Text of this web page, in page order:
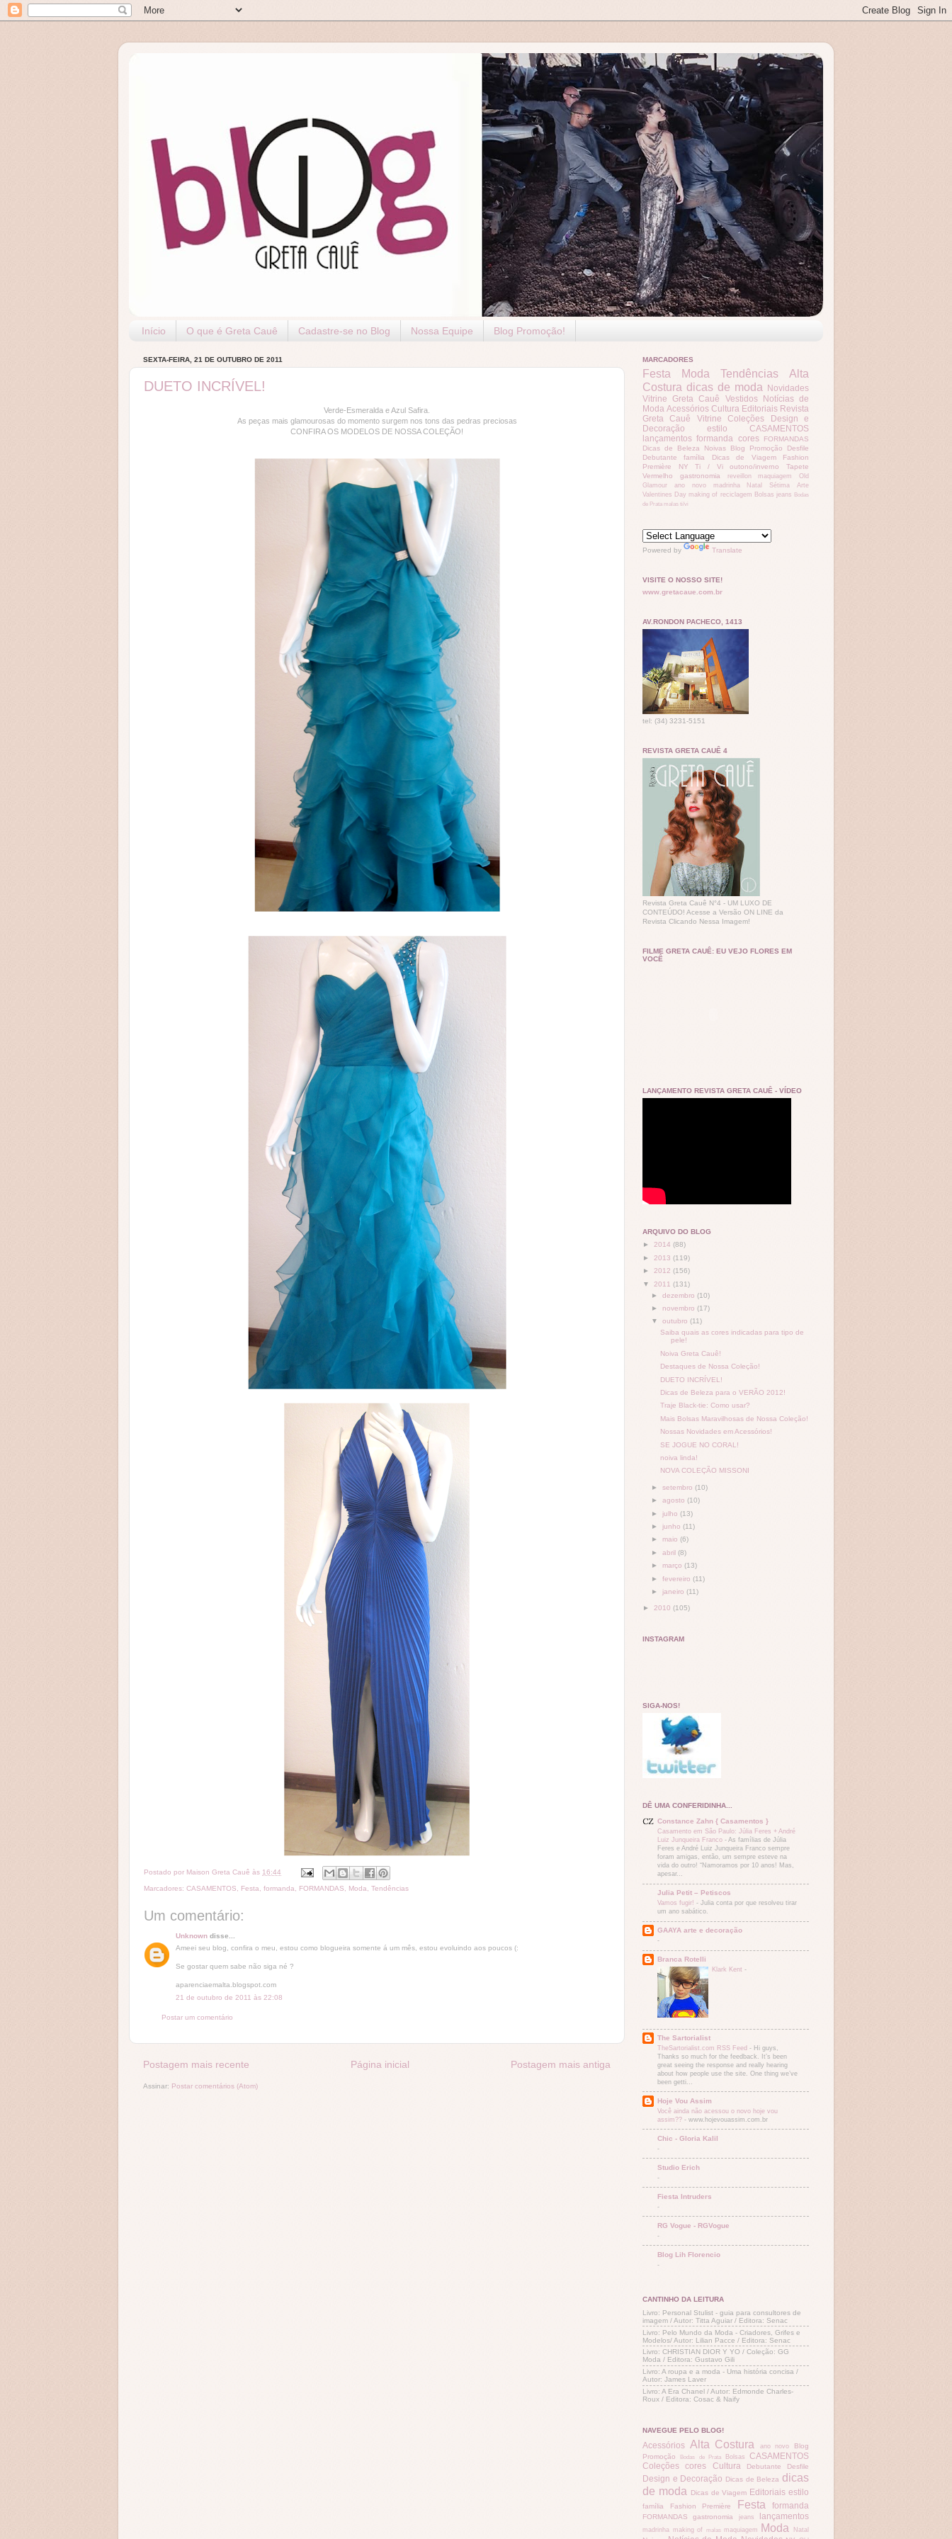
Início O que é Greta Cauê Cadastre-se no Blog Nossa Equipe Blog Promoção!
SEXTA-FEIRA, 21 DE OUTUBRO DE 2011
DUETO INCRÍVEL!
Verde-Esmeralda e Azul Safira.
As peças mais glamourosas do momento surgem nos tons das pedras preciosas
CONFIRA OS MODELOS DE NOSSA COLEÇÃO!
Postado por Maison Greta Cauê às 16:44
Marcadores: CASAMENTOS Festa formanda FORMANDAS Moda Tendências
Um comentário:
Unknown disse...
Ameei seu blog, confira o meu, estou como blogueira somente á um mês, estou evoluindo aos poucos (:
Se gostar quem sabe não siga né ?
aparenciaemalta.blogspot.com
21 de outubro de 2011 às 22:08
Postar um comentário
Postagem mais recente Postagem mais antiga
Página inicial
Assinar: Postar comentários (Atom)
MARCADORES
Festa Moda Tendências
Alta
Costura dicas de moda
Novidades
Vitrine Greta Cauê
Vestidos
Notícias de
Moda Acessórios Cultura Editoriais Revista
Greta Cauê
Vitrine Coleções
Design e
Decoração
estilo
CASAMENTOS
lançamentos formanda cores
FORMANDAS
Dicas de Beleza
Noivas Blog Promoção
Desfile
Debutante
família Dicas de Viagem
Fashion
Première
NY Ti / Vi outono/inverno
Tapete
Vermelho
gastronomia reveillon maquiagem
Old
Glamour
ano novo madrinha Natal
Sétima Arte
Valentines Day making of reciclagem Bolsas jeans
Bodas
de Prata malas ti/vi
Powered by Translate
VISITE O NOSSO SITE!
www.gretacaue.com.br
AV.RONDON PACHECO, 1413
tel: (34) 3231-5151
REVISTA GRETA CAUÊ 4
Revista Greta Cauê N°4 - UM LUXO DE
CONTEÚDO! Acesse a Versão ON LINE da
Revista Clicando Nessa Imagem!
FILME GRETA CAUÊ: EU VEJO FLORES EM
VOCÊ
LANÇAMENTO REVISTA GRETA CAUÊ - VÍDEO
ARQUIVO DO BLOG
► 2014 (88)
► 2013 (119)
► 2012 (156)
▼ 2011 (131)
► dezembro (10)
► novembro (17)
▼ outubro (11)
Saiba quais as cores indicadas para tipo de
pele!
Noiva Greta Cauê!
Destaques de Nossa Coleção!
DUETO INCRÍVEL!
Dicas de Beleza para o VERÃO 2012!
Traje Black-tie: Como usar?
Mais Bolsas Maravilhosas de Nossa Coleção!
Nossas Novidades em Acessórios!
SE JOGUE NO CORAL!
noiva linda!
NOVA COLEÇÃO MISSONI
► setembro (10)
► agosto (10)
► julho (13)
► junho (11)
►
maio (6)
► abril (8)
► março (13)
► fevereiro (11)
► janeiro (11)
► 2010 (105)
INSTAGRAM
SIGA-NOS!
DÊ UMA CONFERIDINHA...
Constance Zahn { Casamentos }
Casamento em São Paulo: Júlia Feres + André
Luiz Junqueira Franco -As famílias de Júlia
Feres e André Luiz Junqueira Franco sempre
foram amigas, então, um sempre esteve na
vida do outro! “Namoramos por 10 anos! Mas,
apesar...
Julia Petit – Petiscos
Vamos fugir! - Julia conta por que resolveu tirar
um ano sabático.
GAAYA arte e decoração
-
Branca Rotelli
Klark Kent -
The Sartorialist
TheSartorialist.com RSS Feed - Hi guys,
Thanks so much for the feedback. It’s been
great seeing the response and really hearing
about how people use the site. One thing we’ve
been getti...
Hoje Vou Assim
Você ainda não acessou o novo hoje vou
assim?? - www.hojevouassim.com.br
Chic - Gloria Kalil
-
Studio Erich
-
Fiesta Intruders
-
RG Vogue - RGVogue
-
Blog Lih Florencio
-
CANTINHO DA LEITURA
Livro: Personal Stulist - guia para consultores de
imagem / Autor: Titta Aguiar / Editora: Senac
Livro: Pelo Mundo da Moda - Criadores, Grifes e
Modelos/ Autor: Lilian Pacce / Editora: Senac
Livro: CHRISTIAN DIOR Y YO / Coleção: GG
Moda / Editora: Gustavo Gili
Livro: A roupa e a moda - Uma história concisa /
Autor: James Laver
Livro: A Era Chanel / Autor: Edmonde Charles-
Roux / Editora: Cosac & Naify
NAVEGUE PELO BLOG!
Acessórios Alta Costura ano novo
Blog
Promoção
Bodas de Prata Bolsas
CASAMENTOS
Coleções cores Cultura Debutante Desfile
Design e Decoração Dicas de Beleza dicas
de moda
Dicas de Viagem Editoriais estilo
família Fashion Première Festa formanda
FORMANDAS gastronomia jeans lançamentos
madrinha making of malas maquiagem Moda Natal